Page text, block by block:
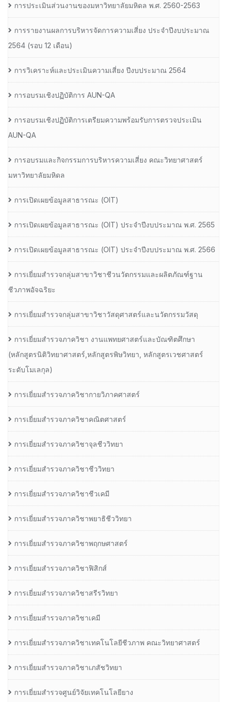
การประเมินส่วนงานของมหาวิทยาลัยมหิดล พ.ศ. 2560-2563
การรายงานผลการบริหารจัดการความเสี่ยง ประจำปีงบประมาณ
2564 (รอบ 12 เดือน)
การวิเคราะห์และประเมินความเสี่ยง ปีงบประมาณ 2564
การอบรมเชิงปฏิบัติการ AUN-QA
การอบรมเชิงปฏิบัติการเตรียมความพร้อมรับการตรวจประเมิน
AUN-QA
การอบรมและกิจกรรมการบริหารความเสี่ยง คณะวิทยาศาสตร์
มหาวิทยาลัยมหิดล
การเปิดเผยข้อมูลสาธารณะ (OIT)
การเปิดเผยข้อมูลสาธารณะ (OIT) ประจำปีงบประมาณ พ.ศ. 2565
การเปิดเผยข้อมูลสาธารณะ (OIT) ประจำปีงบประมาณ พ.ศ. 2566
การเยี่ยมสำรวจกลุ่มสาขาวิชาชีวนวัตกรรมและผลิตภัณฑ์ฐาน
ชีวภาพอัจฉริยะ
การเยี่ยมสำรวจกลุ่มสาขาวิชาวัสดุศาสตร์และนวัตกรรมวัสดุ
การเยี่ยมสำรวจภาควิชา งานแพทยศาสตร์และบัณฑิตศึกษา
(หลักสูตรนิติวิทยาศาสตร์,หลักสูตรพิษวิทยา, หลักสูตรเวชศาสตร์
ระดับโมเลกุล)
การเยี่ยมสำรวจภาควิชากายวิภาคศาสตร์
การเยี่ยมสำรวจภาควิชาคณิตศาสตร์
การเยี่ยมสำรวจภาควิชาจุลชีววิทยา
การเยี่ยมสำรวจภาควิชาชีววิทยา
การเยี่ยมสำรวจภาควิชาชีวเคมี
การเยี่ยมสำรวจภาควิชาพยาธิชีววิทยา
การเยี่ยมสำรวจภาควิชาพฤกษศาสตร์
การเยี่ยมสำรวจภาควิชาฟิสิกส์
การเยี่ยมสำรวจภาควิชาสรีรวิทยา
การเยี่ยมสำรวจภาควิชาเคมี
การเยี่ยมสำรวจภาควิชาเทคโนโลยีชีวภาพ คณะวิทยาศาสตร์
การเยี่ยมสำรวจภาควิชาเภสัชวิทยา
การเยี่ยมสำรวจศูนย์วิจัยเทคโนโลยียาง